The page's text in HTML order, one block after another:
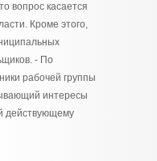
вопрос касается
Кроме этого,
- По
рабочей группы
интересы
действующему